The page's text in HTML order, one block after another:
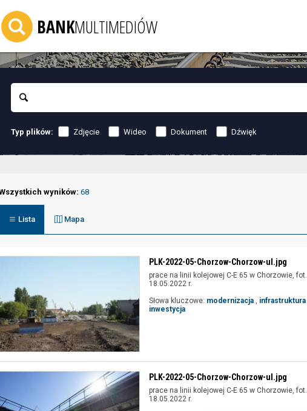
BANKMULTIMEDIÓW
Typ plików: Zdjęcie Wideo Dokument Dźwięk
wyników: 68
Lista Mapa
PLK-2022-05-Chorzow-Chorzow-ul.jpg
prace na linii kolejowej C-E 65 w Chorzowie, fot.
18.05.2022 r.
Słowa kluczowe: modernizacja , infrastruktura
inwestycja
PLK-2022-05-Chorzow-Chorzow-ul.jpg
prace na linii kolejowej C-E 65 w Chorzowie, fot.
18.05.2022 r.